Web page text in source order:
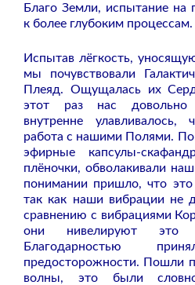
Благо Земли, испытание на
к более глубоким процессам.
Испытав лёгкость,
мы почувствовали
Плеяд. Ощущалась их
этот раз нас довольно
внутренне улавливалось,
работа с нашими Полями. По
эфирные капсулы-
плёночки, обволакивали
понимании пришло, что это
так как наши вибрации не
сравнению с вибрациями
они нивелируют
Благодарностью
предосторожности. Пошли
волны, это были словно